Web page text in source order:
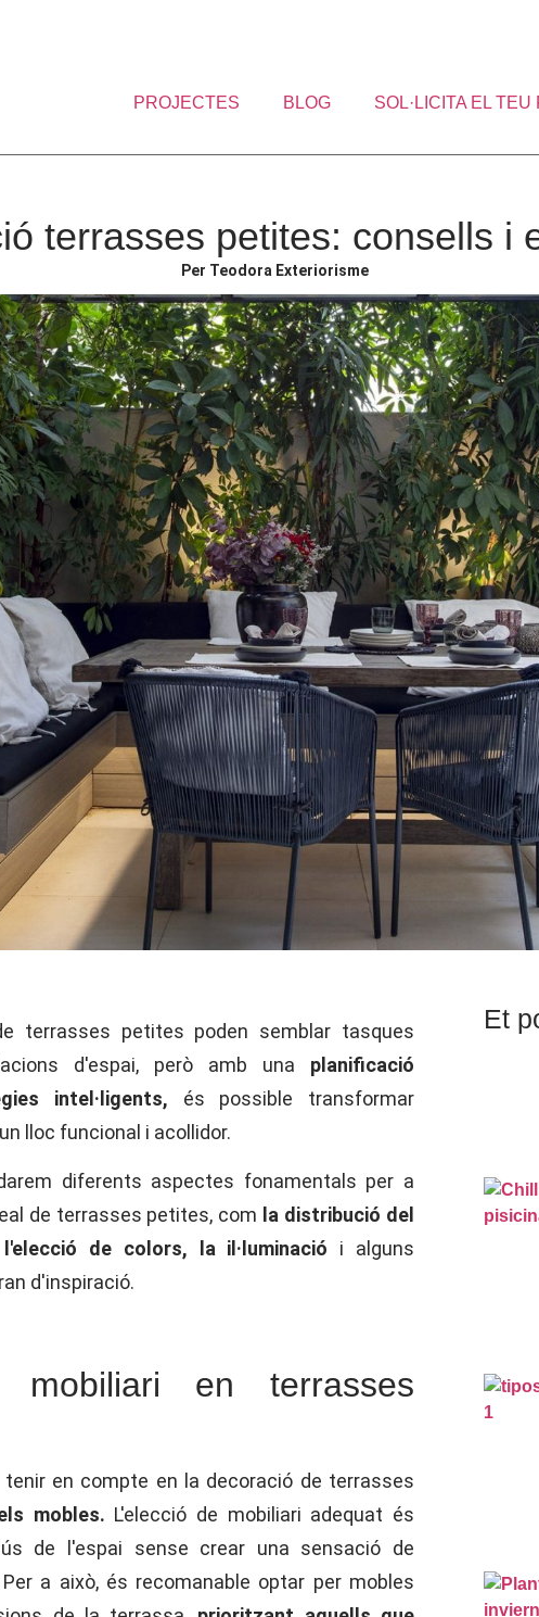
PROJECTES BLOG SOL·LICITA EL
terrasses petites: consells i
Per Teodora Exteriorisme
terrasses petites poden semblar tasques
d'espai, però amb una planificació
intel·ligents, és possible transformar
lloc funcional i acollidor.
diferents aspectes fonamentals per a
de terrasses petites, com la distribució del
de colors, la il·luminació i alguns
d'inspiració.
mobiliari en terrasses
en compte en la decoració de terrasses
mobles. L'elecció de mobiliari adequat és
de l'espai sense crear una sensació de
a això, és recomanable optar per mobles
Et